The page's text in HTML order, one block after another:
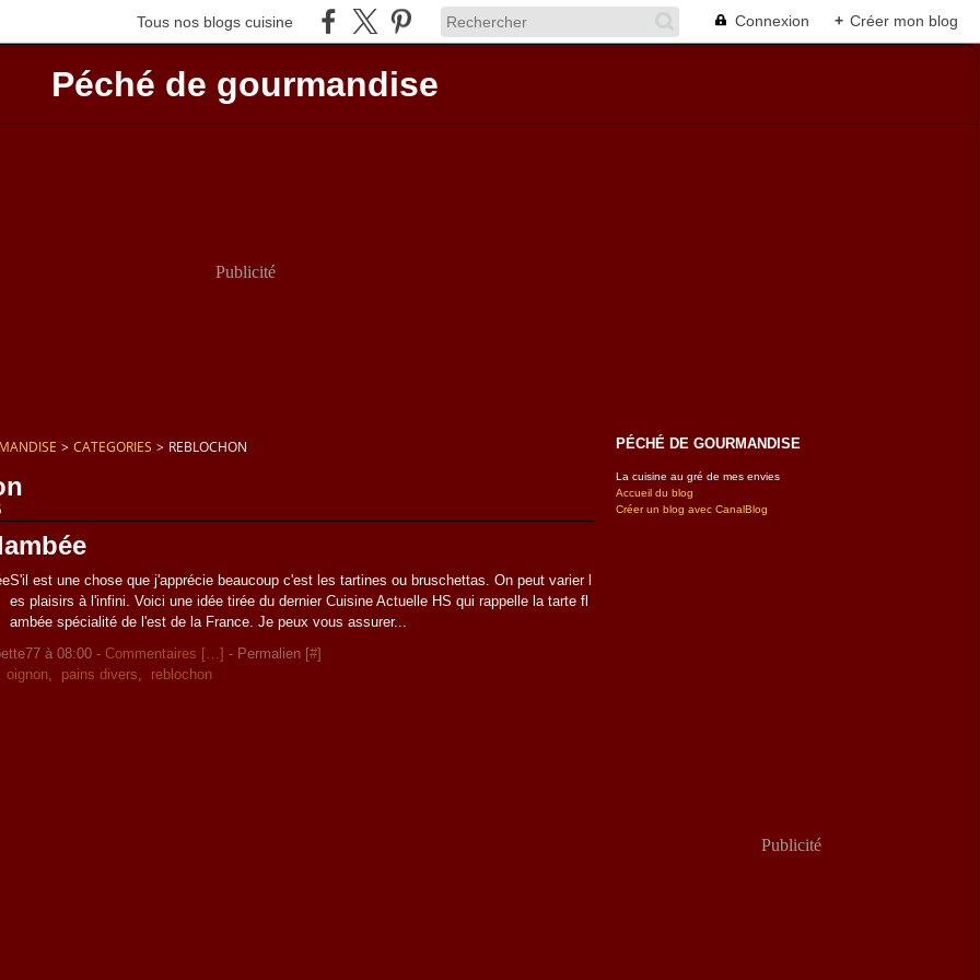
Tous nos blogs cuisine Connexion + Créer mon blog
Péché de gourmandise
Publicité
> CATEGORIES > REBLOCHON
S'il est une chose que j'apprécie beaucoup c'est les tartines ou bruschettas. On peut varier l
es plaisirs à l'infini. Voici une idée tirée du dernier Cuisine Actuelle HS qui rappelle la tarte fl
ambée spécialité de l'est de la France. Je peux vous assurer...
à 08:00 -Commentaires […] - Permalien [#]
oignon, pains divers, reblochon
PÉCHÉ DE GOURMANDISE
La cuisine au gré de mes envies
Accueil du blog
Créer un blog avec CanalBlog
Publicité